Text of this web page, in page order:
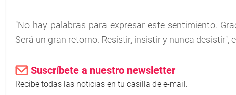
"No hay palabras para expresar este sentimiento.
Será un gran retorno. Resistir, insistir y nunca
Suscríbete a nuestro newsletter
Recibe todas las noticias en tu casilla de e-mail.